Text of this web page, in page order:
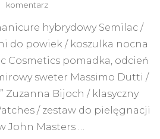
komentarzdo
gifts
for
hybrydowy Semilac /
do powiek / koszulka nocna
Cosmetics pomadka, odcień
sweter Massimo Dutti /
Zuzanna Bijoch / klasyczny
/ zestaw do pielęgnacji
John Masters …